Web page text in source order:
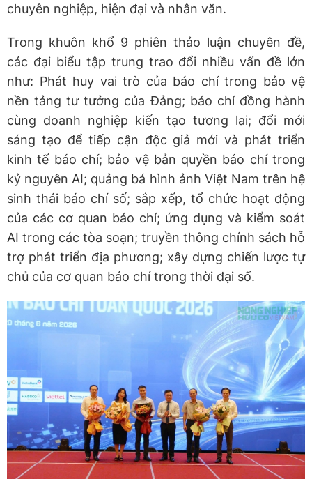
chuyên nghiệp, hiện đại và nhân văn.
Trong khuôn khổ 9 phiên thảo luận chuyên đề,
các đại biểu tập trung trao đổi nhiều vấn đề lớn
như: Phát huy vai trò của báo chí trong bảo vệ
nền tảng tư tưởng của Đảng; báo chí đồng hành
cùng doanh nghiệp kiến tạo tương lai; đổi mới
sáng tạo để tiếp cận độc giả mới và phát triển
kinh tế báo chí; bảo vệ bản quyền báo chí trong
kỷ nguyên AI; quảng bá hình ảnh Việt Nam trên hệ
sinh thái báo chí số; sắp xếp, tổ chức hoạt động
của các cơ quan báo chí; ứng dụng và kiểm soát
AI trong các tòa soạn; truyền thông chính sách hỗ
trợ phát triển địa phương; xây dựng chiến lược tự
chủ của cơ quan báo chí trong thời đại số.